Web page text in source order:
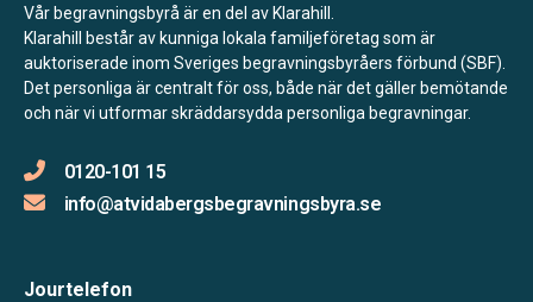
Vår begravningsbyrå är en del av Klarahill.
Klarahill består av kunniga lokala familjeföretag som är
auktoriserade inom Sveriges begravningsbyråers förbund (SBF).
Det personliga är centralt för oss, både när det gäller bemötande
och när vi utformar skräddarsydda personliga begravningar.
0120-101 15
info@atvidabergsbegravningsbyra.se
Jourtelefon